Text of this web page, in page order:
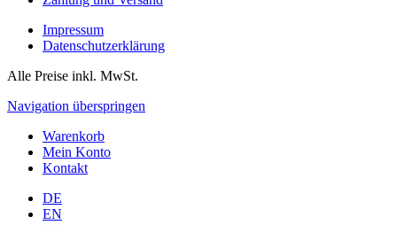
Impressum
Datenschutzerklärung
Alle Preise inkl. MwSt.
Navigation überspringen
Warenkorb
Mein Konto
Kontakt
DE
EN